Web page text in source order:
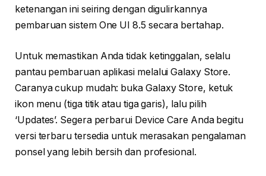
ketenangan ini seiring dengan digulirkannya
pembaruan sistem One UI 8.5 secara bertahap.
Untuk memastikan Anda tidak ketinggalan, selalu
pantau pembaruan aplikasi melalui Galaxy Store.
Caranya cukup mudah: buka Galaxy Store, ketuk
ikon menu (tiga titik atau tiga garis), lalu pilih
‘Updates’. Segera perbarui Device Care Anda begitu
versi terbaru tersedia untuk merasakan pengalaman
ponsel yang lebih bersih dan profesional.